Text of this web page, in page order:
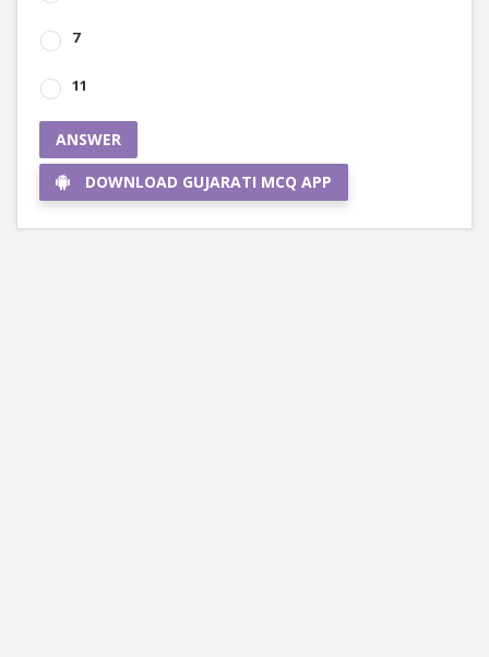
7
11
ANSWER
DOWNLOAD GUJARATI MCQ APP